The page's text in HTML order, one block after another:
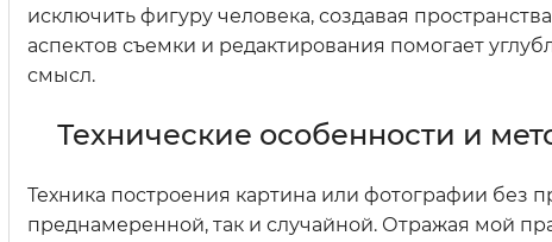
исключить фигуру человека, создавая
аспектов съемки и редактирования помогает
смысл.
Технические особенности и
Техника построения картина или фотографии без
преднамеренной, так и случайной. Отражая мой